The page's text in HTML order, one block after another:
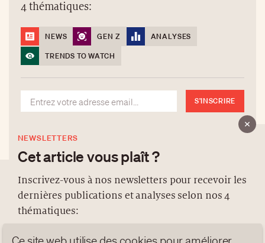
4 thématiques:
NEWS GEN Z
ANALYSES
TRENDS TO WATCH
S'INSCRIRE
NEWSLETTERS
Cet article vous plaît ?
Inscrivez-vous à nos newsletters pour recevoir les
dernières publications et analyses selon nos 4
thématiques:
À PROPOS
PROTECTION DES DONNÉES